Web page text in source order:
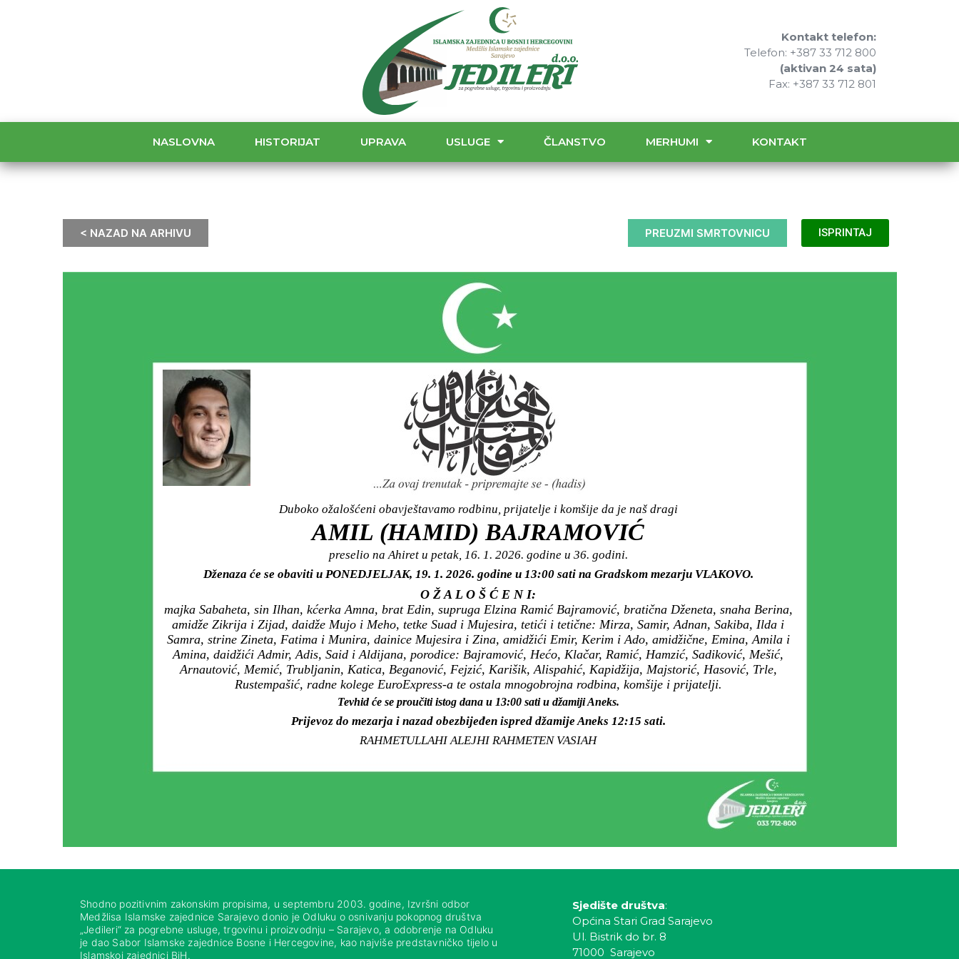
Kontakt telefon:
Telefon: +387 33 712 800
(aktivan 24 sata)
Fax: +387 33 712 801
NASLOVNA HISTORIJAT UPRAVA USLUGE ČLANSTVO MERHUMI KONTAKT
< NAZAD NA ARHIVU PREUZMI SMRTOVNICU ISPRINTAJ
Duboko ožalošćeni obavještavamo rodbinu, prijatelje i komšije da je naš dragi
AMIL (HAMID) BAJRAMOVIĆ
preselio na Ahiret u petak, 16. 1. 2026. godine u 36. godini.
Dženaza će se obaviti u PONEDJELJAK, 19. 1. 2026. godine u 13:00 sati na Gradskom mezarju VLAKOVO.
O Ž A L O Š Ć E N I:
majka Sabaheta, sin Ilhan, kćerka Amna, brat Edin, supruga Elzina Ramić Bajramović, bratična Dženeta, snaha Berina,
amidže Zikrija i Zijad, daidže Mujo i Meho, tetke Suad i Mujesira, tetići i tetične: Mirza, Samir, Adnan, Sakiba, Ilda i
Samra, strine Zineta, Fatima i Munira, dainice Mujesira i Zina, amidžići Emir, Kerim i Ado, amidžične, Emina, Amila i
Amina, daidžići Admir, Adis, Said i Aldijana, porodice: Bajramović, Hećo, Klačar, Ramić, Hamzić, Sadiković, Mešić,
Arnautović, Memić, Trubljanin, Katica, Beganović, Fejzić, Karišik, Alispahić, Kapidžija, Majstorić, Hasović, Trle,
Rustempašić, radne kolege EuroExpress-a te ostala mnogobrojna rodbina, komšije i prijatelji.
Tevhid će se proučiti istog dana u 13:00 sati u džamiji Aneks.
Prijevoz do mezarja i nazad obezbijeđen ispred džamije Aneks 12:15 sati.
RAHMETULLAHI ALEJHI RAHMETEN VASIAH
Shodno pozitivnim zakonskim propisima, u septembru 2003. godine, Izvršni odbor
Medžlisa Islamske zajednice Sarajevo donio je Odluku o osnivanju pokopnog društva
„Jedileri“ za pogrebne usluge, trgovinu i proizvodnju – Sarajevo, a odobrenje na Odluku
je dao Sabor Islamske zajednice Bosne i Hercegovine, kao najviše predstavničko tijelo u
Islamskoj zajednici BiH.
Sjedište društva:
Općina Stari Grad Sarajevo
Ul. Bistrik do br. 8
71000 Sarajevo